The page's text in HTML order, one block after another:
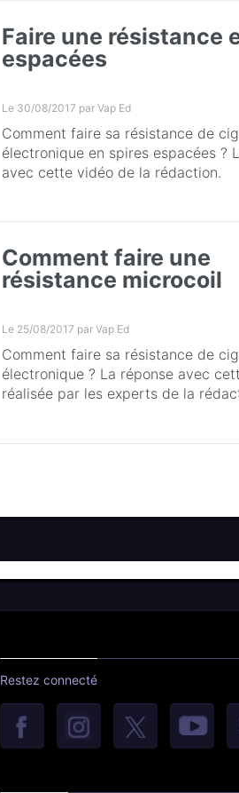
Faire une résistance
espacées
Le 30/08/2017 parVap Ed
Comment faire sa résistance de
électronique en spires espacées ?
avec cette vidéo de la rédaction.
Comment faire une
résistance microcoil
Le 25/08/2017 parVap Ed
Comment faire sa résistance de
électronique ? La réponse avec
réalisée par les experts de la
Restez connecté